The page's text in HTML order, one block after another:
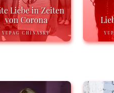
Liebe in Zeiten
von Corona
YUPAG CHINASKY